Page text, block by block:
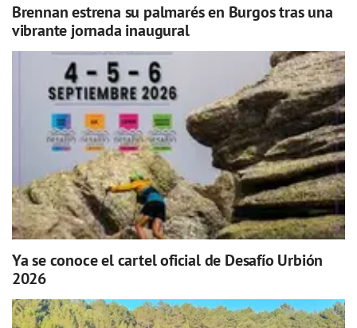
Brennan estrena su palmarés en Burgos tras una
vibrante jornada inaugural
Ya se conoce el cartel oficial de Desafío Urbión
2026